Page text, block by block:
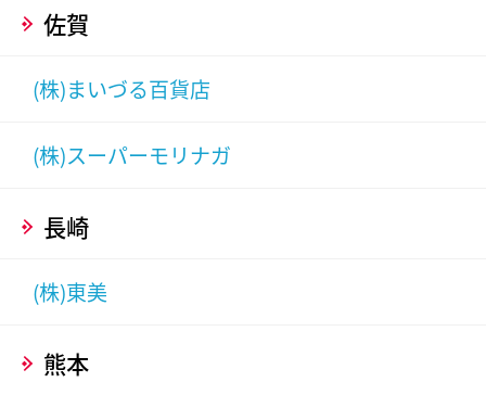
佐賀
(株)まいづる百貨店
(株)スーパーモリナガ
長崎
(株)東美
熊本